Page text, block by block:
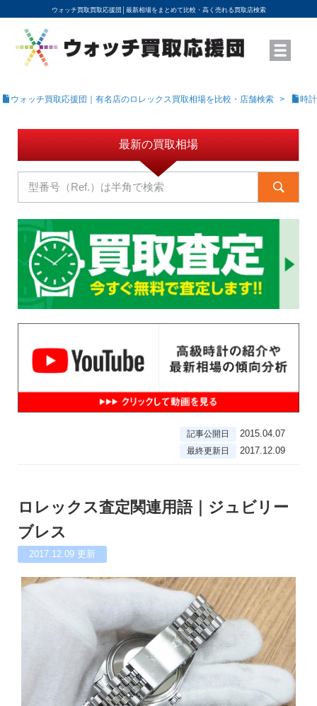
ウォッチ買取買取応援団│ 最新相場をまとめて比較・高く売れる買取店検索
YouTubeで動画を公開中
ROLEXモデル名から買取相場を調べる
高級時計ブランド名から買取相場を調べる
地域から買取店を探す
店舗名から買取店を探す
ブランド時計を高く売る方法
買取査定を依頼する
ウォッチ買取応援団｜有名店のロレックス買取相場を比較・店舗検索 時
最新の買取相場
記事公開日 2015.04.07
最終更新日 2017.12.09
ロレックス査定関連用語｜ジュビリー
ブレス
2017.12.09 更新